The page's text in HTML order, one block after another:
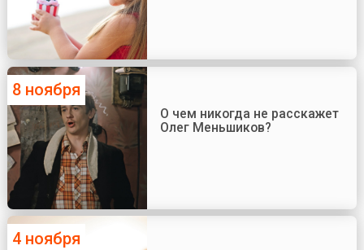
8 ноября
О чем никогда не расскажет
Олег Меньшиков?
4 ноября